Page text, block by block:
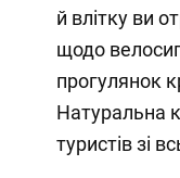
й влітку ви
щодо
прогулянок
Натуральна
туристів зі